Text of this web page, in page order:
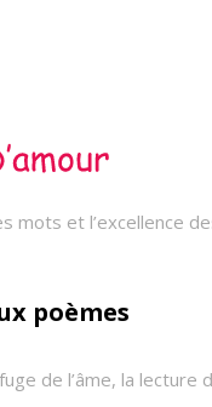
mots et l’excellence
poèmes
de l’âme, la